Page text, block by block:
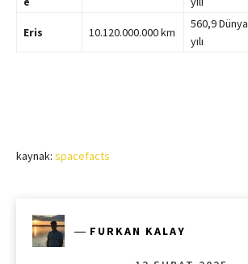
Eris 10.120.000.000 km
560,9 Dünya
yılı
kaynak: spacefacts
― FURKAN KALAY